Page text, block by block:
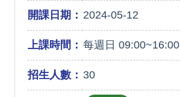
開課日期： 2024-05-12
上課時間： 每週日 09:00~16:00
招生人數： 30